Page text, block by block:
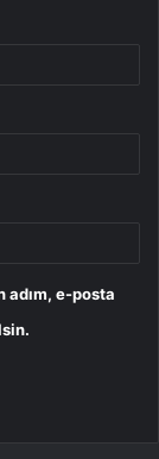
adım, e-posta